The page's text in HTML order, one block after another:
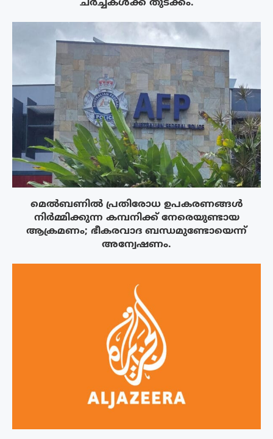
ചർച്ചകൾക്ക് തുടക്കം.
മെൽബണിൽ പ്രതിരോധ ഉപകരണങ്ങൾ
നിർമ്മിക്കുന്ന കമ്പനിക്ക് നേരെയുണ്ടായ
ആക്രമണം; ഭീകരവാദ ബന്ധമുണ്ടോയെന്ന്
അന്വേഷണം.